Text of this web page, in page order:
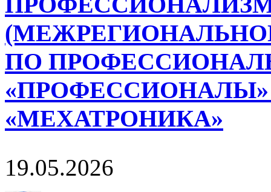
ПО
«МЕХАТРОНИКА»
19.05.2026